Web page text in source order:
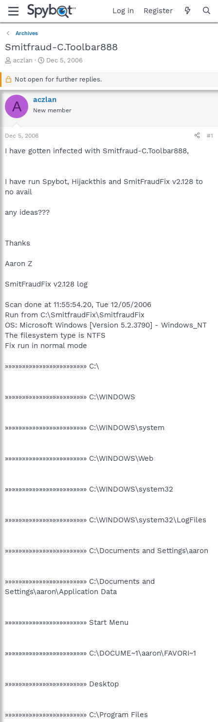
Log in Register
Archives
Smitfraud-C.Toolbar888
T
a
d
s
r
t
aczlan
S
a
t
d
a
Dec 5, 2006
Not open for further replies.
A aczlan
New member
Dec 5, 2006 #1
I have gotten infected with Smitfraud-C.Toolbar888,
I have run Spybot, Hijackthis and SmitFraudFix v2.128 to
no avail
any ideas???
Thanks
Aaron Z
SmitFraudFix v2.128 log
Scan done at 11:55:54.20, Tue 12/05/2006
Run from C:\SmitfraudFix\SmitfraudFix
OS: Microsoft Windows [Version 5.2.3790] - Windows_NT
The filesystem type is NTFS
Fix run in normal mode
»»»»»»»»»»»»»»»»»»»»»»»» C:\
»»»»»»»»»»»»»»»»»»»»»»»» C:\WINDOWS
»»»»»»»»»»»»»»»»»»»»»»»» C:\WINDOWS\system
»»»»»»»»»»»»»»»»»»»»»»»» C:\WINDOWS\Web
»»»»»»»»»»»»»»»»»»»»»»»» C:\WINDOWS\system32
»»»»»»»»»»»»»»»»»»»»»»»» C:\WINDOWS\system32\LogFiles
»»»»»»»»»»»»»»»»»»»»»»»» C:\Documents and Settings\aaron
»»»»»»»»»»»»»»»»»»»»»»»» C:\Documents and
Settings\aaron\Application Data
»»»»»»»»»»»»»»»»»»»»»»»» Start Menu
»»»»»»»»»»»»»»»»»»»»»»»» C:\DOCUME~1\aaron\FAVORI~1
»»»»»»»»»»»»»»»»»»»»»»»» Desktop
»»»»»»»»»»»»»»»»»»»»»»»» C:\Program Files